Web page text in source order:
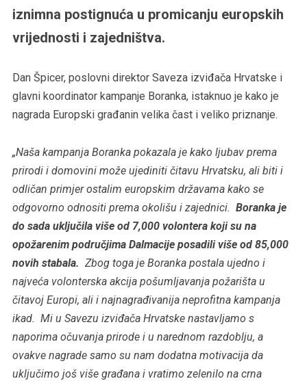
iznimna postignuća u promicanju europskih
vrijednosti i zajedništva.
Dan Špicer, poslovni direktor Saveza izviđača Hrvatske i
glavni koordinator kampanje Boranka, istaknuo je kako je
nagrada Europski građanin velika čast i veliko priznanje.
„Naša kampanja Boranka pokazala je kako ljubav prema
prirodi i domovini može ujediniti čitavu Hrvatsku, ali biti i
odličan primjer ostalim europskim državama kako se
odgovorno odnositi prema okolišu i zajednici. Boranka je
do sada uključila više od 7,000 volontera koji su na
opožarenim područjima Dalmacije posadili više od 85,000
novih stabala. Zbog toga je Boranka postala ujedno i
najveća volonterska akcija pošumljavanja požarišta u
čitavoj Europi, ali i najnagrađivanija neprofitna kampanja
ikad. Mi u Savezu izviđača Hrvatske nastavljamo s
naporima očuvanja prirode i u narednom razdoblju, a
ovakve nagrade samo su nam dodatna motivacija da
uključimo još više građana i vratimo zelenilo na crna